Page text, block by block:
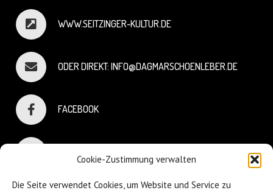
Cookie-Zustimmung verwalten
Die Seite verwendet Cookies, um Website und Service zu
WWW.SEITZINGER-KULTUR.DE
ODER DIREKT: INFO@DAGMARSCHOENLEBER.DE
FACEBOOK